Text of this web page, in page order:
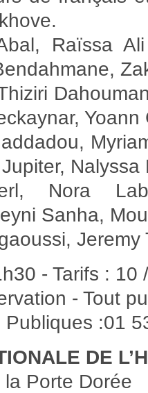
Raïssa
Yoann
Nora
Sanha,
- Tarifs : 10
- Tout
Publiques :01
DE
la Porte Dorée